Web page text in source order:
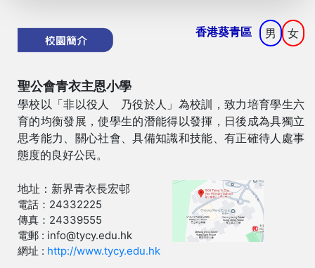
香港葵青區 男 女
聖公會青衣主恩小學
學校以「非以役人 乃役於人」為校訓，致力培育學生六
育的均衡發展，使學生的潛能得以發揮，日後成為具獨立
思考能力、關心社會、具備知識和技能、有正確待人處事
態度的良好公民。
地址：新界青衣長宏邨
電話：24332225
傳真：24339555
電郵 : info@tycy.edu.hk
網址 : http://www.tycy.edu.hk